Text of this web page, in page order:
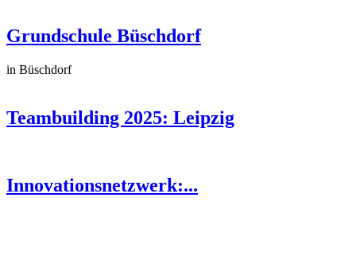
Grundschule Büschdorf
in Büschdorf
Teambuilding 2025: Leipzig
Innovationsnetzwerk:...